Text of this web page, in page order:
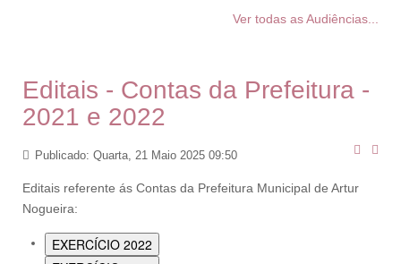
Ver todas as Audiências...
Editais - Contas da Prefeitura -
2021 e 2022
Publicado: Quarta, 21 Maio 2025 09:50
Editais referente ás Contas da Prefeitura Municipal de Artur
Nogueira:
EXERCÍCIO 2022